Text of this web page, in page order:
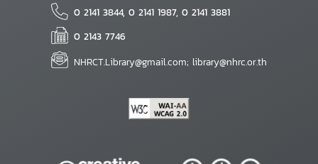
0 2141 3844, 0 2141 1987, 0 2141 3881
0 2143 7746
NHRCT.Library@gmail.com; library@nhrc.or.th